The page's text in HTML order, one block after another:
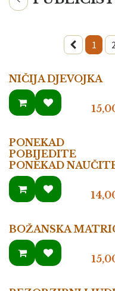
1 2
NIČIJA DJEVOJKA
PONEKAD
POBIJEDITE
PONEKAD
BOŽANSKA